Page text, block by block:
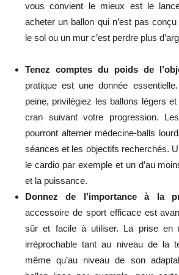
vous convient le mieux est le
acheter un ballon qui n’est pas
le sol ou un mur c’est perdre plus
Tenez comptes du poids de
pratique est une donnée
peine, privilégiez les ballons légers et
cran suivant votre progression.
pourront alterner médecine-balls
séances et les objectifs recherchés.
le cardio par exemple et un d’au
et la puissance.
Donnez de l’importance à la
accessoire de sport efficace est
sûr et facile à utiliser. La prise en
irréprochable tant au niveau de la
même qu’au niveau de son